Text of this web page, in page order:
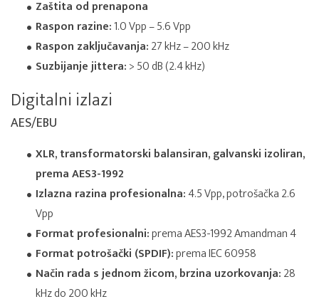
Zaštita od prenapona
Raspon razine:1.0 Vpp – 5.6 Vpp
Raspon zaključavanja:27 kHz – 200 kHz
Suzbijanje jittera:> 50 dB (2.4 kHz)
Digitalni izlazi
AES/EBU
XLR, transformatorski balansiran, galvanski izoliran,
prema AES3-1992
Izlazna razina profesionalna:4.5 Vpp, potrošačka 2.6
Vpp
Format profesionalni:prema AES3-1992 Amandman 4
Format potrošački (SPDIF):prema IEC 60958
Način rada s jednom žicom, brzina uzorkovanja:28
kHz do 200 kHz